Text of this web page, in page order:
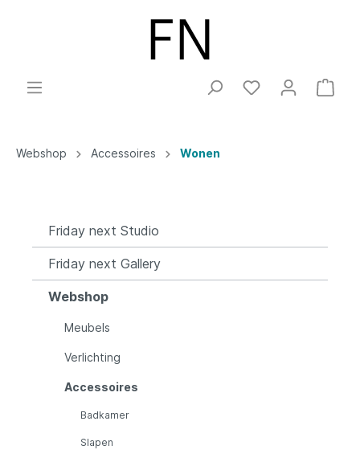
Webshop Accessoires Wonen
Friday next Studio
Friday next Gallery
Webshop
Meubels
Verlichting
Accessoires
Badkamer
Slapen